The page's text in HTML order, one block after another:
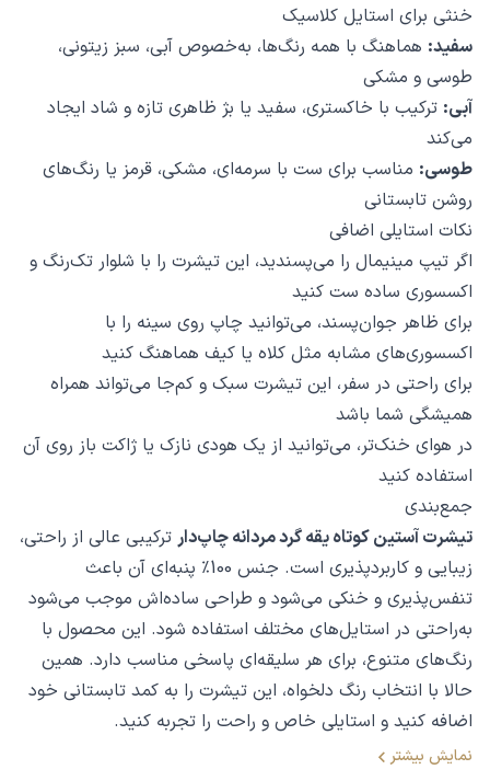
خنثی برای استایل کلاسیک
سفید: هماهنگ با همه رنگ‌ها، به‌خصوص آبی، سبز زیتونی،
طوسی و مشکی
آبی: ترکیب با خاکستری، سفید یا بژ ظاهری تازه و شاد ایجاد
می‌کند
طوسی: مناسب برای ست با سرمه‌ای، مشکی، قرمز یا رنگ‌های
روشن تابستانی
نکات استایلی اضافی
اگر تیپ مینیمال را می‌پسندید، این تیشرت را با شلوار تک‌رنگ و
اکسسوری ساده ست کنید
برای ظاهر جوان‌پسند، می‌توانید چاپ روی سینه را با
اکسسوری‌های مشابه مثل کلاه یا کیف هماهنگ کنید
برای راحتی در سفر، این تیشرت سبک و کم‌جا می‌تواند همراه
همیشگی شما باشد
در هوای خنک‌تر، می‌توانید از یک هودی نازک یا ژاکت باز روی آن
استفاده کنید
جمع‌بندی
تیشرت آستین کوتاه یقه گرد مردانه چاپ‌دار ترکیبی عالی از راحتی،
زیبایی و کاربردپذیری است. جنس 100٪ پنبه‌ای آن باعث
تنفس‌پذیری و خنکی می‌شود و طراحی ساده‌اش موجب می‌شود
به‌راحتی در استایل‌های مختلف استفاده شود. این محصول با
رنگ‌های متنوع، برای هر سلیقه‌ای پاسخی مناسب دارد. همین
حالا با انتخاب رنگ دلخواه، این تیشرت را به کمد تابستانی خود
اضافه کنید و استایلی خاص و راحت را تجربه کنید.
نمایش بیشتر